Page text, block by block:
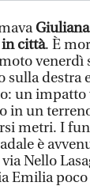
in città. È
venerdì
sulla destra
un impatto
in un
metri. I
è
Nello
Emilia